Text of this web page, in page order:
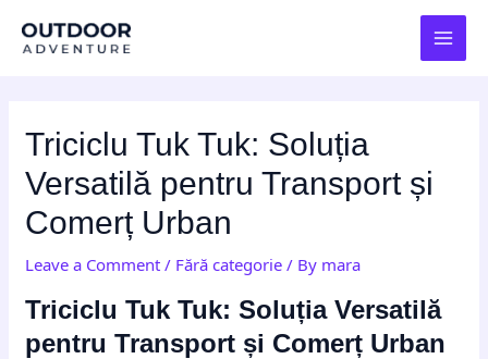
Triciclu Tuk Tuk: Soluția
Versatilă pentru Transport și
Comerț Urban
Leave a Comment / Fără categorie / By mara
Triciclu Tuk Tuk: Soluția Versatilă
pentru Transport și Comerț Urban
navigation